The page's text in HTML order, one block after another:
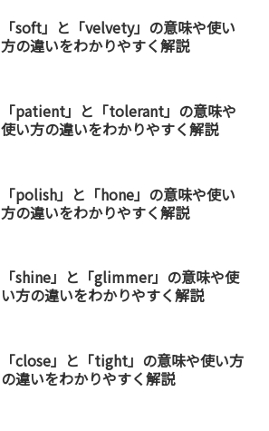
「soft」と「velvety」の意味や使い
方の違いをわかりやすく解説
「patient」と「tolerant」の意味や
使い方の違いをわかりやすく解説
「polish」と「hone」の意味や使い
方の違いをわかりやすく解説
「shine」と「glimmer」の意味や使
い方の違いをわかりやすく解説
「close」と「tight」の意味や使い方
の違いをわかりやすく解説